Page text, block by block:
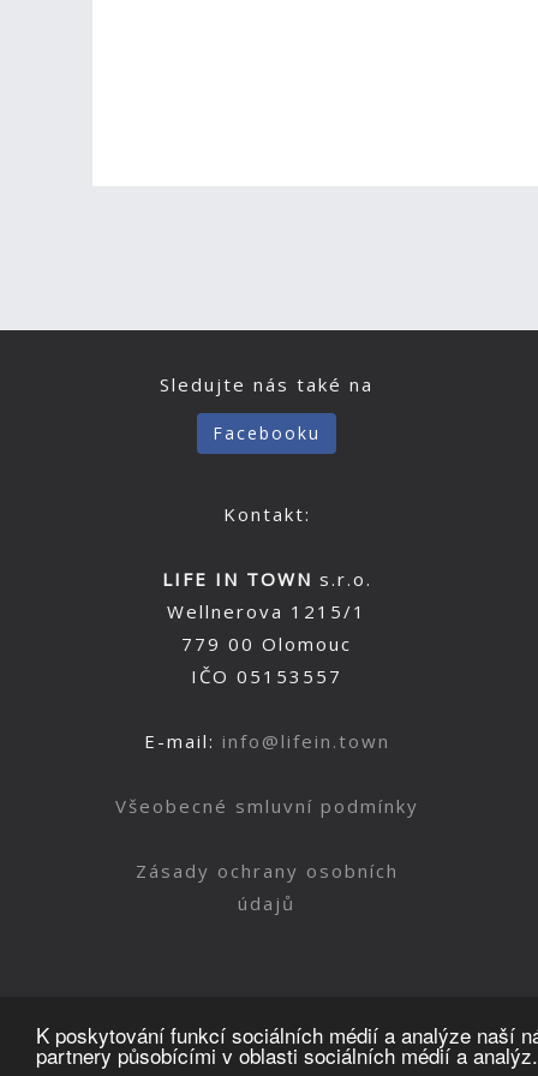
K poskytování funkcí sociálních médií a analýze naší
partnery působícími v oblasti sociálních médií a analýz.
Sledujte nás také na
Facebooku
Kontakt:
LIFE IN TOWN s.r.o.
Wellnerova 1215/1
779 00 Olomouc
IČO 05153557
E-mail: info@lifein.town
Všeobecné smluvní podmínky
Zásady ochrany osobních
údajů